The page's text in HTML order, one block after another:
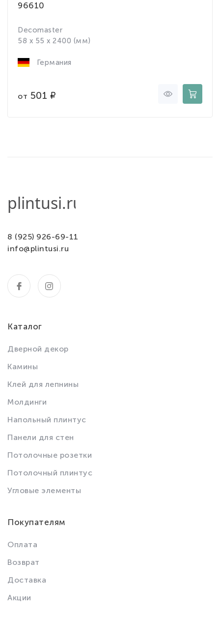
96610
Decomaster
58 x 55 x 2400 (мм)
Германия
от 501
8 (925) 926-69-11
info@plintusi.ru
Каталог
Дверной декор
Камины
Клей для лепнины
Молдинги
Напольный плинтус
Панели для стен
Потолочные розетки
Потолочный плинтус
Угловые элементы
Покупателям
Оплата
Возврат
Доставка
Акции